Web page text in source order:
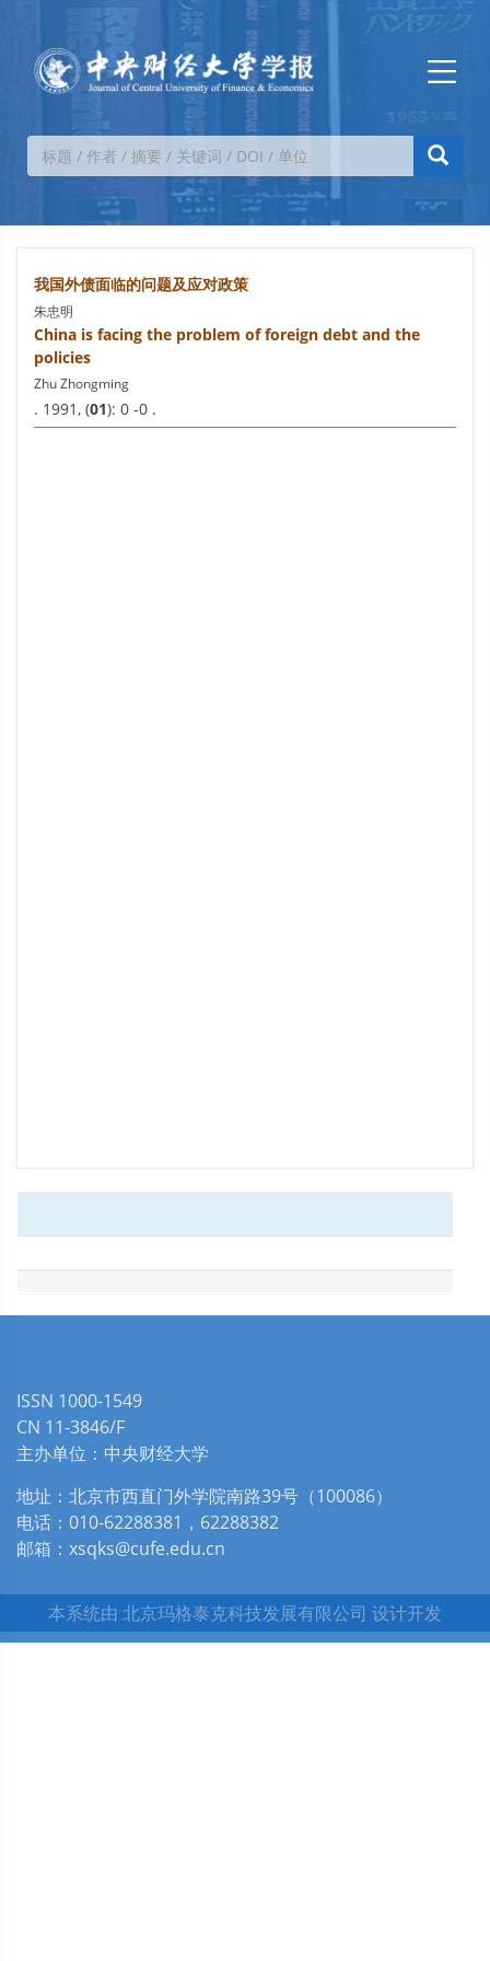
我国外债面临的问题及应对政策
朱忠明
China is facing the problem of foreign debt and the
policies
Zhu Zhongming
. 1991, (01): 0 -0 .
ISSN 1000-1549
CN 11-3846/F
主办单位：中央财经大学
地址：北京市西直门外学院南路39号（100086）
电话：010-62288381，62288382
邮箱：xsqks@cufe.edu.cn
本系统由 北京玛格泰克科技发展有限公司 设计开发